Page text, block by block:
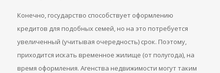
Конечно, государство способствует оформлению
кредитов для подобных семей, но на это потребуется
увеличенный (учитывая очередность) срок. Поэтому,
приходится искать временное жилище (от полугода), на
время оформления. Агенства недвижимости могут таким